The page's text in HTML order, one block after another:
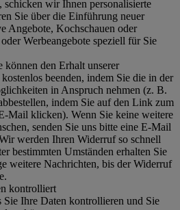
schicken wir Ihnen personalisierte
Sie über die Einführung neuer
Angebote, Kochschauen oder
Werbeangebote speziell für Sie
können den Erhalt unserer
beenden, indem Sie die in der
in Anspruch nehmen (z. B.
indem Sie auf den Link zum
Mail klicken). Wenn Sie keine weitere
senden Sie uns bitte eine E-Mail
werden Ihren Widerruf so schnell
bestimmten Umständen erhalten Sie
weitere Nachrichten, bis der Widerruf
kontrolliert
Sie Ihre Daten kontrollieren und Sie